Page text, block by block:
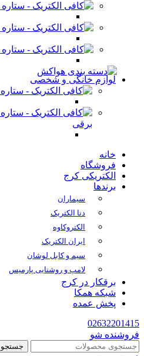
لوازم خانگی و شخصی
برقی
خانه
فروشگاه
الکتریکی کرج
برندها
سیماران
دنا الکتریک
الکتروکاوه
ایران الکتریک
سیم و کابل لوشان
لامپ و روشنایی پارمیس
برقکار در کرج
شبکه همکا
پخش عمده
02632201415
فروشنده شو
جستجو